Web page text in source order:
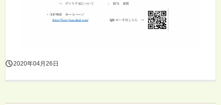
2020年04月26日